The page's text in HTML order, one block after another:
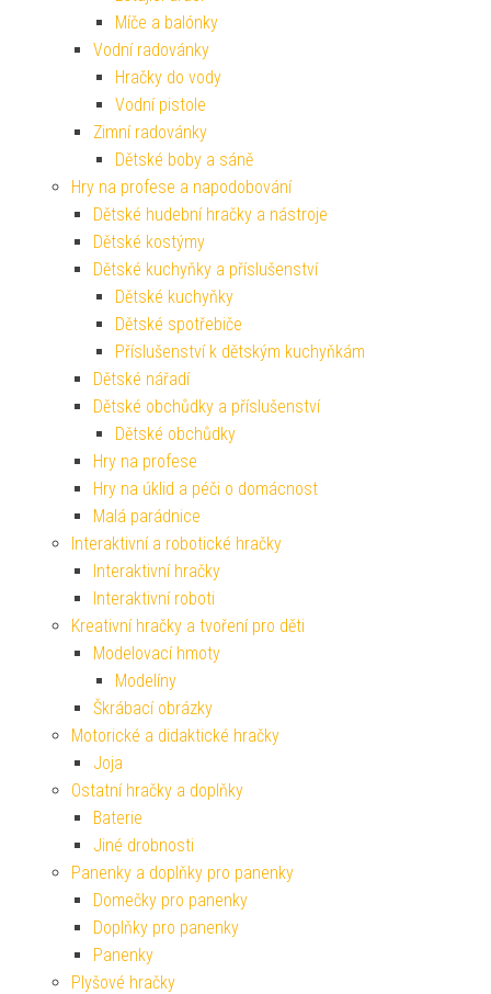
Míče a balónky
Vodní radovánky
Hračky do vody
Vodní pistole
Zimní radovánky
Dětské boby a sáně
Hry na profese a napodobování
Dětské hudební hračky a nástroje
Dětské kostýmy
Dětské kuchyňky a příslušenství
Dětské kuchyňky
Dětské spotřebiče
Příslušenství k dětským kuchyňkám
Dětské nářadí
Dětské obchůdky a příslušenství
Dětské obchůdky
Hry na profese
Hry na úklid a péči o domácnost
Malá parádnice
Interaktivní a robotické hračky
Interaktivní hračky
Interaktivní roboti
Kreativní hračky a tvoření pro děti
Modelovací hmoty
Modelíny
Škrábací obrázky
Motorické a didaktické hračky
Joja
Ostatní hračky a doplňky
Baterie
Jiné drobnosti
Panenky a doplňky pro panenky
Domečky pro panenky
Doplňky pro panenky
Panenky
Plyšové hračky